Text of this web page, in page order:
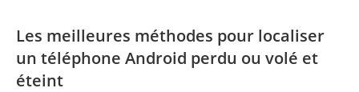
Les meilleures méthodes pour localiser
un téléphone Android perdu ou volé et
éteint